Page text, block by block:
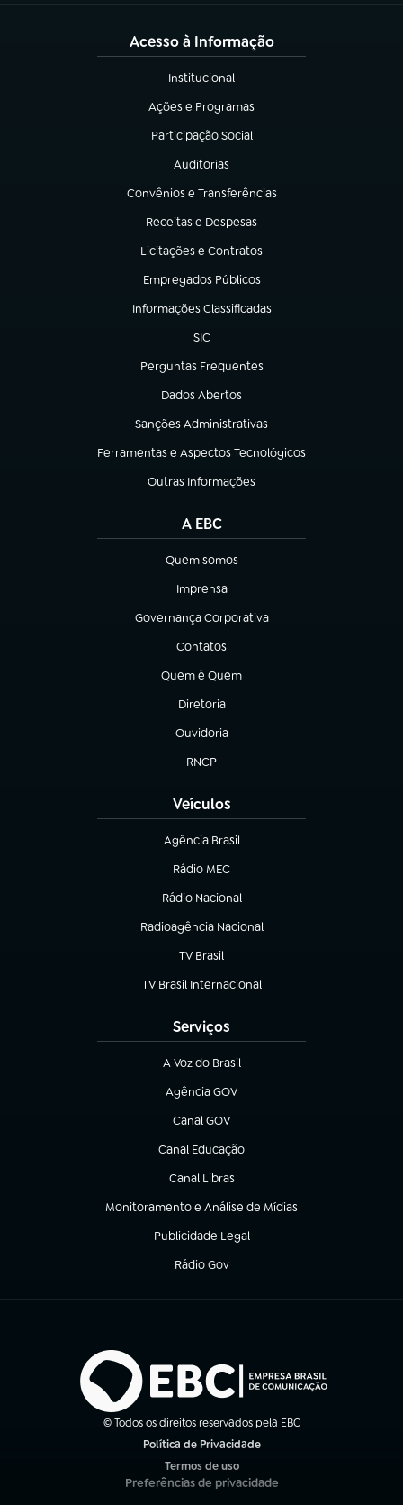
Acesso à Informação
Institucional
(abre em nova aba)
Ações e Programas
(abre em nova aba)
Participação Social
(abre em nova aba)
Auditorias
(abre em nova aba)
Convênios e Transferências
(abre em nova aba)
Receitas e Despesas
(abre em nova aba)
Licitações e Contratos
(abre em nova aba)
Empregados Públicos
(abre em nova aba)
Informações Classificadas
(abre em nova aba)
SIC
(abre em nova aba)
Perguntas Frequentes
(abre em nova aba)
Dados Abertos
(abre em nova aba)
Sanções Administrativas
(abre em nova aba)
Ferramentas e Aspectos Tecnológicos
(abre em nova aba)
Outras Informações
(abre em nova aba)
A EBC
Quem somos
(abre em nova aba)
Imprensa
(abre em nova aba)
Governança Corporativa
(abre em nova aba)
Contatos
(abre em nova aba)
Quem é Quem
(abre em nova aba)
Diretoria
(abre em nova aba)
Ouvidoria
(abre em nova aba)
RNCP
(abre em nova aba)
Veículos
Agência Brasil
(abre em nova aba)
Rádio MEC
(abre em nova aba)
Rádio Nacional
Radioagência Nacional
(abre em nova aba)
TV Brasil
(abre em nova aba)
TV Brasil Internacional
(abre em nova aba)
Serviços
A Voz do Brasil
(abre em nova aba)
Agência GOV
(abre em nova aba)
Canal GOV
(abre em nova aba)
Canal Educação
(abre em nova aba)
Canal Libras
(abre em nova aba)
Monitoramento e Análise de Mídias
(abre em nova aba)
Publicidade Legal
(abre em nova aba)
Rádio Gov
(abre em nova aba)
© Todos os direitos reservados pela EBC
Política de Privacidade
Termos de uso
(abre em nova aba)
Preferências de privacidade